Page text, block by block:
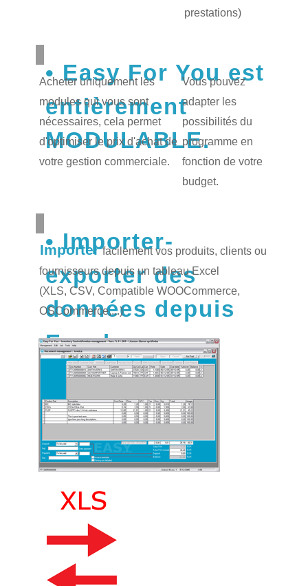
prestations)
Easy For You est
entièrement
MODULABLE.
Acheter uniquement les
modules qui vous sont
nécessaires, cela permet
d'optimiser le prix d'achat de
votre gestion commerciale.
Vous pouvez
adapter les
possibilités du
programme en
fonction de votre
budget.
Importer-
exporter des
données depuis
Excel
Importerfacilement vos produits, clients ou
fournisseurs depuis un tableau Excel
(XLS, CSV, Compatible WOOCommerce,
OSCommerce,...)